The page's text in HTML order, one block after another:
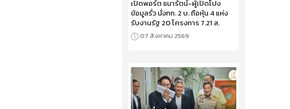
เปิดพอร์ต ธนารัตน์-ผู้เปิดโปง
ข้อมูลรั่ว นั่งกก. 2 บ. ถือหุ้น 4 แห่ง
รับงานรัฐ 20 โครงการ 7.21 ล.
07 สิงหาคม 2569